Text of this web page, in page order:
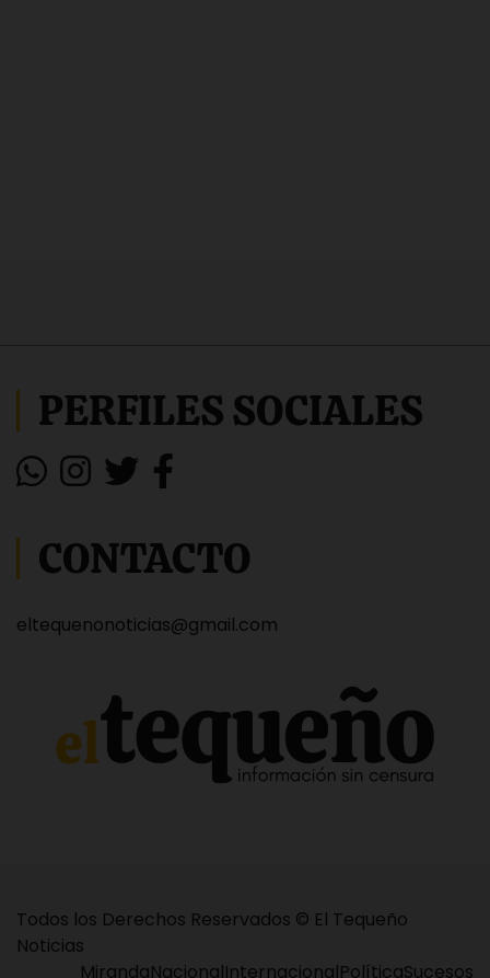
PERFILES SOCIALES
CONTACTO
eltequenonoticias@gmail.com
Todos los Derechos Reservados © El Tequeño
Noticias
MirandaNacionalInternacionalPolíticaSucesos